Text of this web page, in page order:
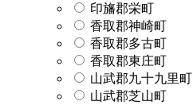
印旛郡栄町
香取郡神崎町
香取郡多古町
香取郡東庄町
山武郡九十九里町
山武郡芝山町